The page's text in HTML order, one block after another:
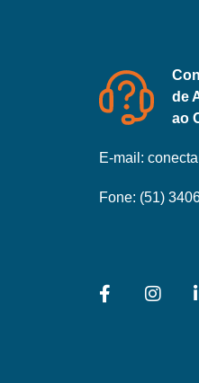
de
ao
E-mail:
Fone: (51)